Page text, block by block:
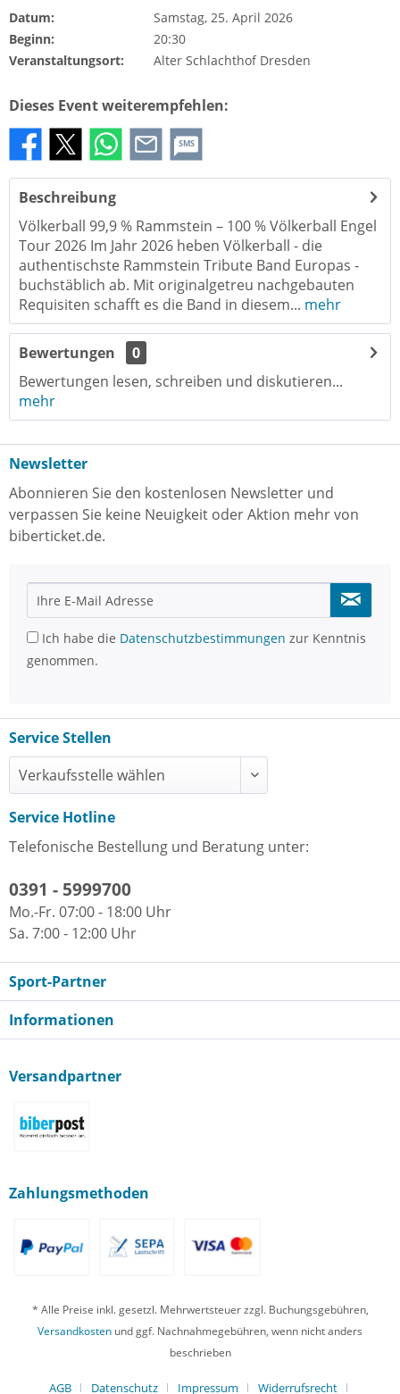
Datum:
Samstag, 25. April 2026
Beginn:
20:30
Veranstaltungsort:
Alter Schlachthof Dresden
Dieses Event weiterempfehlen:
SMS
Beschreibung
Völkerball 99,9 % Rammstein – 100 % Völkerball Engel
Tour 2026 Im Jahr 2026 heben Völkerball - die
authentischste Rammstein Tribute Band Europas -
buchstäblich ab. Mit originalgetreu nachgebauten
Requisiten schafft es die Band in diesem... mehr
Bewertungen
0
Bewertungen lesen, schreiben und diskutieren...
mehr
Newsletter
Abonnieren Sie den kostenlosen Newsletter und
verpassen Sie keine Neuigkeit oder Aktion mehr von
biberticket.de.
Ich habe die Datenschutzbestimmungen zur Kenntnis
genommen.
Service Stellen
Service Hotline
Telefonische Bestellung und Beratung unter:
0391 - 5999700
Mo.-Fr. 07:00 - 18:00 Uhr
Sa. 7:00 - 12:00 Uhr
Sport-Partner
Informationen
Versandpartner
Zahlungsmethoden
* Alle Preise inkl. gesetzl. Mehrwertsteuer zzgl. Buchungsgebühren,
Versandkosten und ggf. Nachnahmegebühren, wenn nicht anders
beschrieben
AGB Datenschutz Impressum Widerrufsrecht